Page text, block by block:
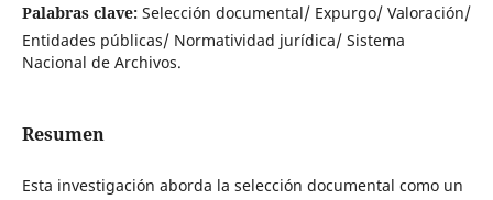
Palabras clave: Selección documental/ Expurgo/ Valoración/
Entidades públicas/ Normatividad jurídica/ Sistema
Nacional de Archivos.
Resumen
Esta investigación aborda la selección documental como un